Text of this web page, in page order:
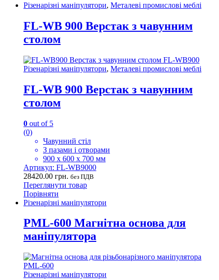
Різенарізні маніпулятори, Металеві промислові меблі
FL-WB 900 Верстак з чавунним
столом
Різенарізні маніпулятори, Металеві промислові меблі
FL-WB 900 Верстак з чавунним
столом
0 out of 5
(0)
Чавунний стіл
З пазами і отворами
900 х 600 х 700 мм
Артикул: FL-WB9000
28420.00 грн. без ПДВ
Переглянути товар
Порівняти
Різенарізні маніпулятори
PML-600 Магнітна основа для
маніпулятора
Різенарізні маніпулятори